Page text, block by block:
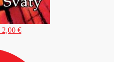
2,00 €